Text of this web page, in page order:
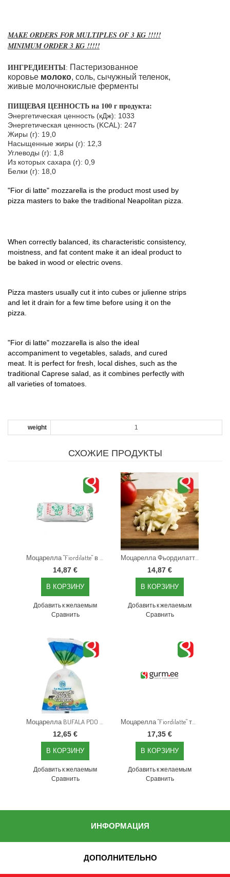
MAKE ORDERS FOR MULTIPLES OF 3 KG !!!!!
MINIMUM ORDER 3 KG !!!!!
ИНГРЕДИЕНТЫ: Пастеризованное
коровье молоко, соль, сычужный теленок,
живые молочнокислые ферменты
ПИЩЕВАЯ ЦЕННОСТЬ на 100 г продукта:
Энергетическая ценность (кДж): 1033
Энергетическая ценность (KCAL): 247
Жиры (г): 19,0
Насыщенные жиры (г): 12,3
Углеводы (г): 1,8
Из которых сахара (г): 0,9
Белки (г): 18,0
"Fior di latte" mozzarella is the product most used by
pizza masters to bake the traditional Neapolitan pizza.
When correctly balanced, its characteristic consistency,
moistness, and fat content make it an ideal product to
be baked in wood or electric ovens.
Pizza masters usually cut it into cubes or julienne strips
and let it drain for a few time before using it on the
pizza.
"Fior di latte" mozzarella is also the ideal
accompaniment to vegetables, salads, and cured
meat. It is perfect for fresh, local dishes, such as the
traditional Caprese salad, as it combines perfectly with
all varieties of tomatoes.
weight 1
СХОЖИЕ ПРОДУКТЫ
14,87 €
Добавить к желаемым
Сравнить
14,87 €
Добавить к желаемым
Сравнить
12,65 €
Добавить к желаемым
Сравнить
17,35 €
Добавить к желаемым
Сравнить
ИНФОРМАЦИЯ
ДОПОЛНИТЕЛЬНО